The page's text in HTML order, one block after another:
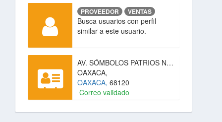
PROVEEDOR VENTAS
Busca usuarios con perfil
similar a este usuario.
AV. SÓMBOLOS PATRIOS NO.917,ELISEO JIMENEZ RUIZ,
OAXACA,
OAXACA, 68120
Correo validado